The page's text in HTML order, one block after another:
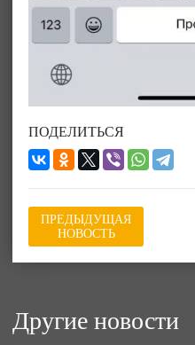
ПОДЕЛИТЬСЯ
ПРЕДЫДУЩАЯ
НОВОСТЬ
Другие новости